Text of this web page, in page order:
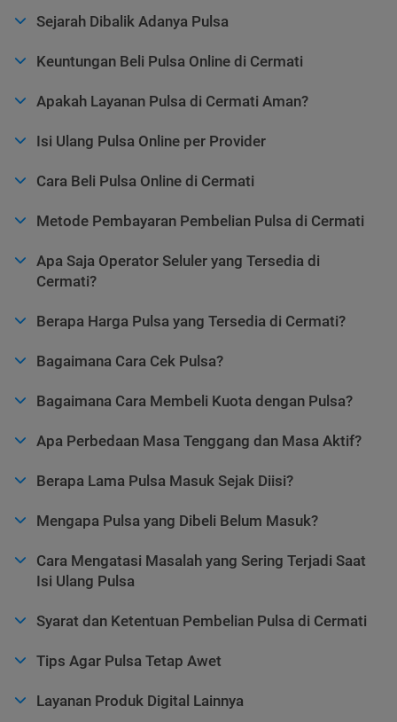
Sejarah Dibalik Adanya Pulsa
Keuntungan Beli Pulsa Online di Cermati
Apakah Layanan Pulsa di Cermati Aman?
Isi Ulang Pulsa Online per Provider
Cara Beli Pulsa Online di Cermati
Metode Pembayaran Pembelian Pulsa di Cermati
Apa Saja Operator Seluler yang Tersedia di
Cermati?
Berapa Harga Pulsa yang Tersedia di Cermati?
Bagaimana Cara Cek Pulsa?
Bagaimana Cara Membeli Kuota dengan Pulsa?
Apa Perbedaan Masa Tenggang dan Masa Aktif?
Berapa Lama Pulsa Masuk Sejak Diisi?
Mengapa Pulsa yang Dibeli Belum Masuk?
Cara Mengatasi Masalah yang Sering Terjadi Saat
Isi Ulang Pulsa
Syarat dan Ketentuan Pembelian Pulsa di Cermati
Tips Agar Pulsa Tetap Awet
Layanan Produk Digital Lainnya